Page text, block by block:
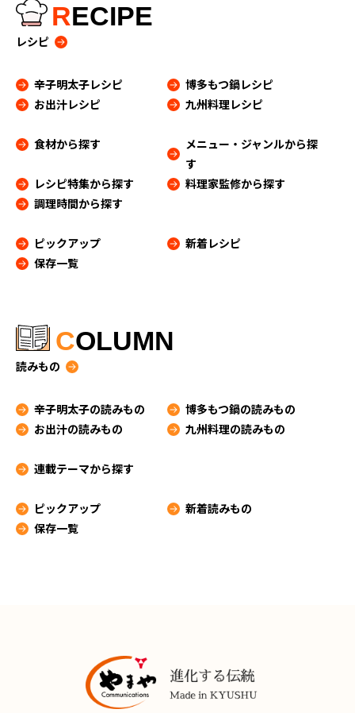
RECIPE
レシピ
辛子明太子レシピ
博多もつ鍋レシピ
お出汁レシピ
九州料理レシピ
食材から探す
メニュー・ジャンルから探
す
レシピ特集から探す
料理家監修から探す
調理時間から探す
ピックアップ
新着レシピ
保存一覧
COLUMN
読みもの
辛子明太子の読みもの
博多もつ鍋の読みもの
お出汁の読みもの
九州料理の読みもの
連載テーマから探す
ピックアップ
新着読みもの
保存一覧